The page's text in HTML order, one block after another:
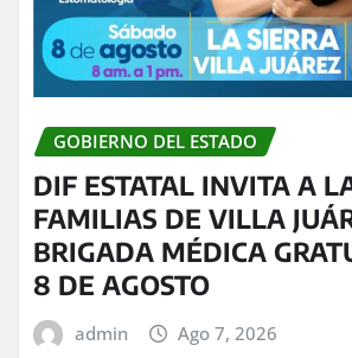
GOBIERNO DEL ESTADO
DIF ESTATAL INVITA A
FAMILIAS DE VILLA
BRIGADA MÉDICA
8 DE AGOSTO
admin Ago 7, 2026